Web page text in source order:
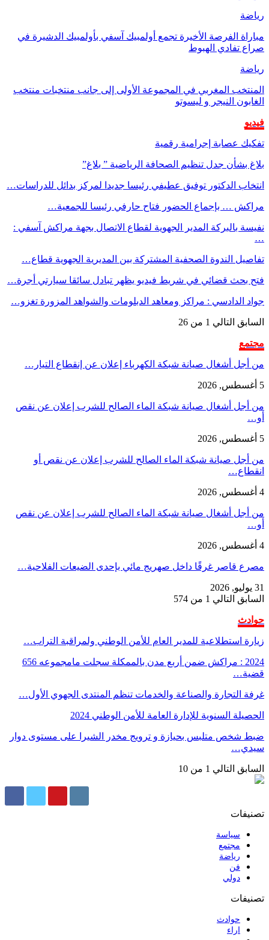
رياضة
مباراة الفرصة الأخيرة تجمع أولمبيك آسفي بأولمبيك الدشيرة في
صراع تفادي الهبوط
رياضة
المنتخب المغربي في المجموعة الأولى إلى جانب منتخبات منتخب
الغابون النيجر و ليسوتو
فيديو
تفكيك عصابة إجرامية رقمية
بلاغ بشأن جدل تنظيم الصحافة الرياضية ” بلاغ”
انتخاب الدكتور توفيق عطيفي رئيسا جديدا لمركز بدائل للدراسات…
مراكش … بإجماع الحضور فتاح حارفي رئيسا للجمعية…
نفيسة بالبركة المدير الجهوية لقطاع الاتصال بجهة مراكش آسفي :
…
تفاصيل الندوة الصحفية المشتركة بين المديرية الجهوية قطاع…
فتح بحث قضائي في شريط فيديو يظهر تبادل سائقا سيارتي أجرة…
جواد الدادسي : مراكز ومعاهد الدبلومات والشواهد المزورة تغزو…
السابق التالي 1 من 26
مجتمع
من أجل أشغال صيانة شبكة الكهرباء إعلان عن إنقطاع التيار…
5 أغسطس, 2026
من أجل أشغال صيانة شبكة الماء الصالح للشرب إعلان عن نقص
أو…
5 أغسطس, 2026
من أجل صيانة شبكة الماء الصالح للشرب إعلان عن نقص أو
انقطاع…
4 أغسطس, 2026
من أجل أشغال صيانة شبكة الماء الصالح للشرب إعلان عن نقص
أو…
4 أغسطس, 2026
مصرع قاصر غرقًا داخل صهريج مائي بإحدى الضيعات الفلاحية…
31 يوليو, 2026
السابق التالي 1 من 574
حوادث
زيارة استطلاعية للمدير العام للأمن الوطني ولمراقبة التراب…
2024 : مراكش ضمن أربع مدن بالممكلة سجلت مامجموعه 656
قضية…
غرفة التجارة والصناعة والخدمات تنظم المنتدى الجهوي الأول…
الحصيلة السنوية للإدارة العامة للأمن الوطني 2024
ضبط شخص متلبس بحيازة و ترويج مخدر الشيرا على مستوى دوار
سيدي…
السابق التالي 1 من 10
تصنيفات
سياسة
مجتمع
رياضة
فن
دولي
تصنيفات
حوادث
اراء